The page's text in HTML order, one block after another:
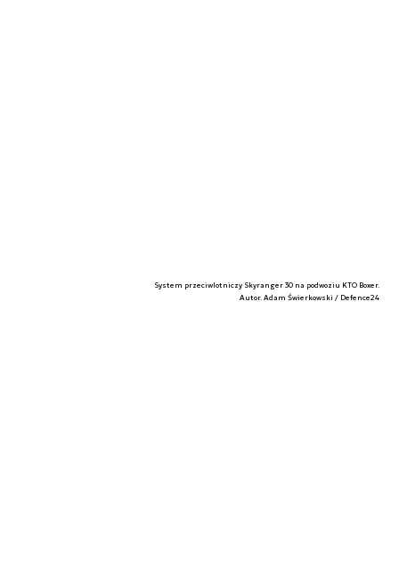
System przeciwlotniczy Skyranger 30 na podwoziu KTO Boxer.
Autor. Adam Świerkowski / Defence24